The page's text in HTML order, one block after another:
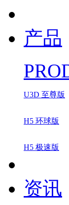
产品
U3D 至尊版
H5 环球版
H5 极速版
资讯